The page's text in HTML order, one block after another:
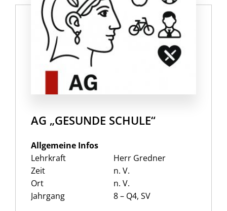
AG „GESUNDE SCHULE“
Allgemeine Infos
Lehrkraft
Zeit
Ort
Jahrgang
Herr Gredner
n. V.
n. V.
8 – Q4, SV